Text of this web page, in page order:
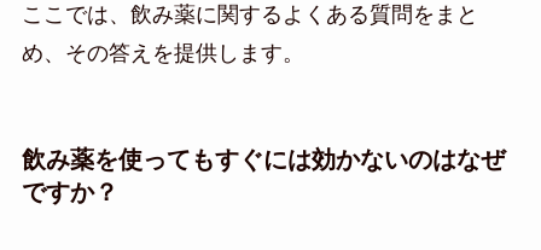
ここでは、飲み薬に関するよくある質問をまと
め、その答えを提供します。
飲み薬を使ってもすぐには効かないのはなぜ
ですか？